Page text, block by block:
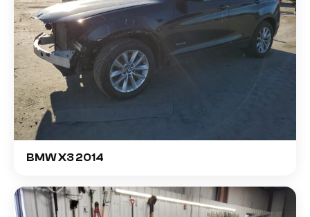
BMW X3 2014